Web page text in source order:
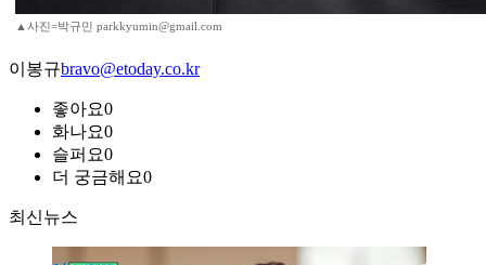
▲사진=박규민 parkkyumin@gmail.com
이봉규bravo@etoday.co.kr
좋아요0
화나요0
슬퍼요0
더 궁금해요0
최신뉴스